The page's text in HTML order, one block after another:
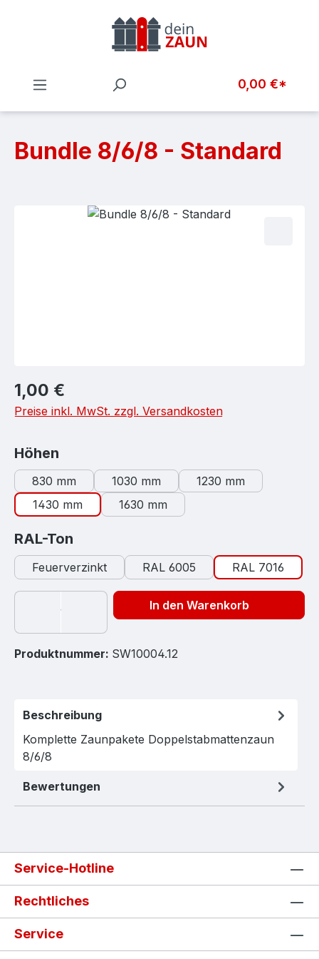
Zum Hauptinhalt springen
0,00 €*
Bundle 8/6/8 - Standard
Bildergalerie überspringen
Regulärer Preis:
1,00 €
Preise inkl. MwSt. zzgl. Versandkosten
Höhen
830 mm 1030 mm
1230 mm
1430 mm
1630 mm
RAL-Ton
Feuerverzinkt RAL 6005 RAL 7016
In den Warenkorb
Produktnummer: SW10004.12
Beschreibung
Komplette Zaunpakete Doppelstabmattenzaun
8/6/8
Bewertungen
Service-Hotline
Rechtliches
Service